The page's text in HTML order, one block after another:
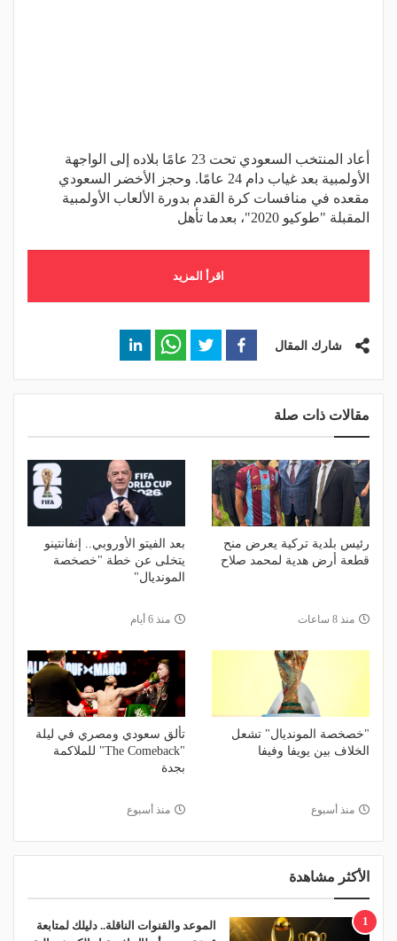
أعاد المنتخب السعودي تحت 23 عامًا بلاده إلى الواجهة
الأولمبية بعد غياب دام 24 عامًا. وحجز الأخضر السعودي
مقعده في منافسات كرة القدم بدورة الألعاب الأولمبية
المقبلة "طوكيو 2020"، بعدما تأهل
اقرأ المزيد
شارك المقال
مقالات ذات صلة
رئيس بلدية تركية يعرض منح
قطعة أرض هدية لمحمد صلاح
منذ 8 ساعات
بعد الفيتو الأوروبي.. إنفانتينو
يتخلى عن خطة "خصخصة
المونديال"
منذ 6 أيام
"خصخصة المونديال" تشعل
الخلاف بين يويفا وفيفا
منذ أسبوع
تألق سعودي ومصري في ليلة
"The Comeback" للملاكمة
بجدة
منذ أسبوع
الأكثر مشاهدة
1
الموعد والقنوات الناقلة.. دليلك لمتابعة